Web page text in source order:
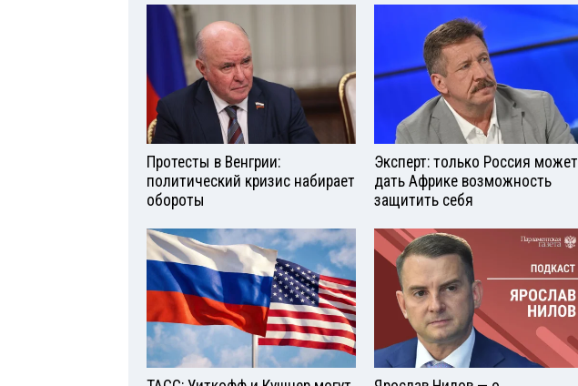
Протесты в Венгрии:
политический кризис набирает
обороты
Эксперт: только Россия может
дать Африке возможность
защитить себя